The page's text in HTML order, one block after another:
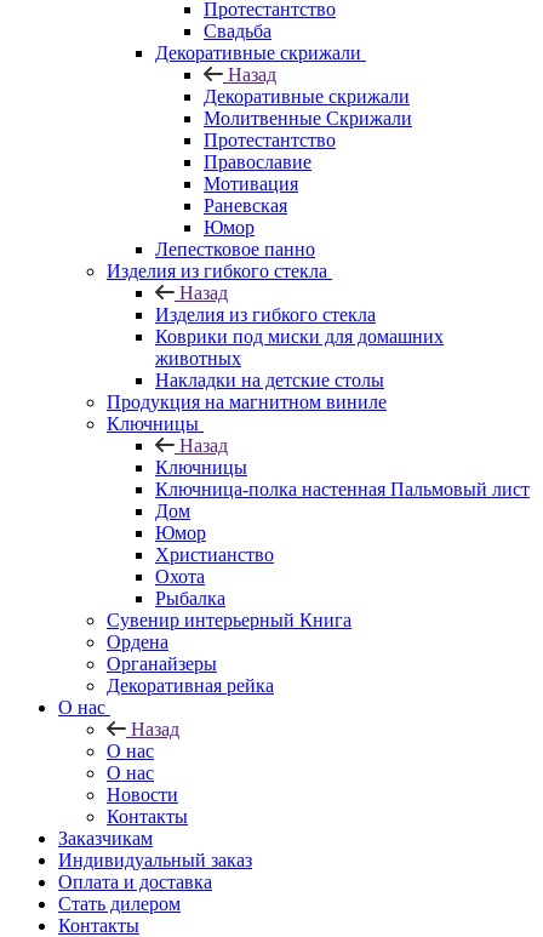
Протестантство
Свадьба
Декоративные скрижали
Назад
Декоративные скрижали
Молитвенные Скрижали
Протестантство
Православие
Мотивация
Раневская
Юмор
Лепестковое панно
Изделия из гибкого стекла
Назад
Изделия из гибкого стекла
Коврики под миски для домашних
животных
Накладки на детские столы
Продукция на магнитном виниле
Ключницы
Назад
Ключницы
Ключница-полка настенная Пальмовый лист
Дом
Юмор
Христианство
Охота
Рыбалка
Сувенир интерьерный Книга
Ордена
Органайзеры
Декоративная рейка
О нас
Назад
О нас
О нас
Новости
Контакты
Заказчикам
Индивидуальный заказ
Оплата и доставка
Стать дилером
Контакты